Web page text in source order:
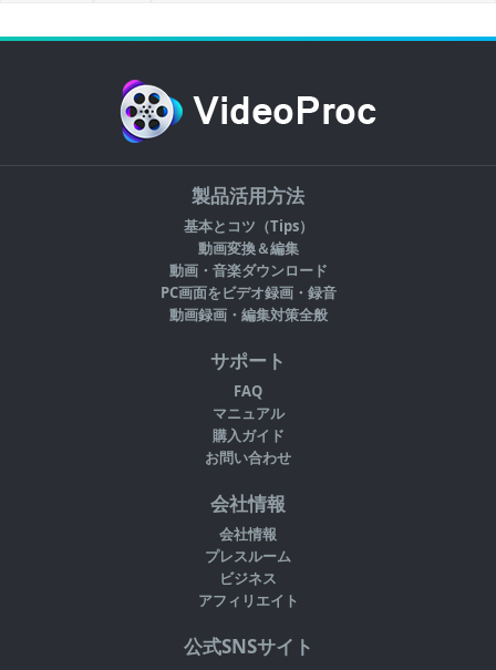
製品活用方法
基本とコツ（Tips）
動画変換＆編集
動画・音楽ダウンロード
PC画面をビデオ録画・録音
動画録画・編集対策全般
サポート
FAQ
マニュアル
購入ガイド
お問い合わせ
会社情報
会社情報
プレスルーム
ビジネス
アフィリエイト
公式SNSサイト